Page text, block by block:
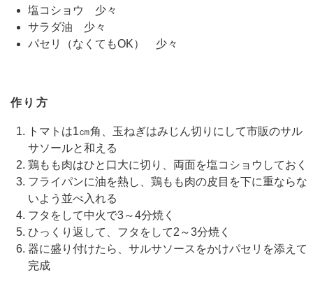
塩コショウ 少々
サラダ油 少々
パセリ（なくてもOK） 少々
作り方
トマトは1㎝角、玉ねぎはみじん切りにして市販のサル
サソールと和える
鶏もも肉はひと口大に切り、両面を塩コショウしておく
フライパンに油を熱し、鶏もも肉の皮目を下に重ならな
いよう並べ入れる
フタをして中火で3～4分焼く
ひっくり返して、フタをして2～3分焼く
器に盛り付けたら、サルサソースをかけパセリを添えて
完成